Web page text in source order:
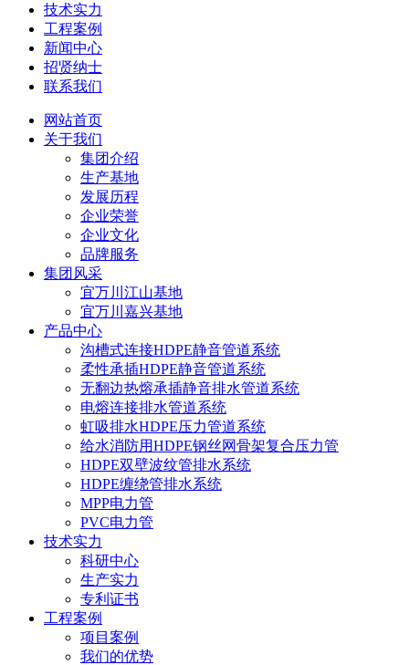
技术实力
工程案例
新闻中心
招贤纳士
联系我们
网站首页
关于我们
集团介绍
生产基地
发展历程
企业荣誉
企业文化
品牌服务
集团风采
宜万川江山基地
宜万川嘉兴基地
产品中心
沟槽式连接HDPE静音管道系统
柔性承插HDPE静音管道系统
无翻边热熔承插静音排水管道系统
电熔连接排水管道系统
虹吸排水HDPE压力管道系统
给水消防用HDPE钢丝网骨架复合压力管
HDPE双壁波纹管排水系统
HDPE缠绕管排水系统
MPP电力管
PVC电力管
技术实力
科研中心
生产实力
专利证书
工程案例
项目案例
我们的优势